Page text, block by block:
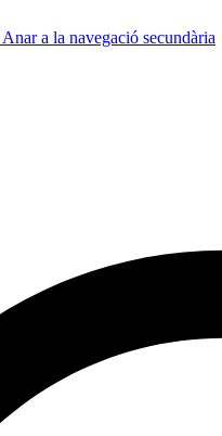
Anar a la navegació secundària